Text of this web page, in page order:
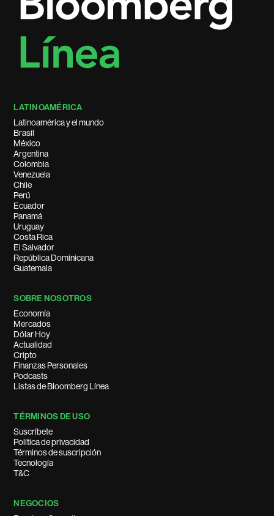
LATINOAMÉRICA
Latinoamérica y el mundo
Brasil
México
Argentina
Colombia
Venezuela
Chile
Perú
Ecuador
Panamá
Uruguay
Costa Rica
El Salvador
República Dominicana
Guatemala
SOBRE NOSOTROS
Economía
Mercados
Dólar Hoy
Actualidad
Cripto
Finanzas Personales
Podcasts
Listas de Bloomberg Línea
TÉRMINOS DE USO
Suscríbete
Política de privacidad
Términos de suscripción
Tecnología
T&C
NEGOCIOS